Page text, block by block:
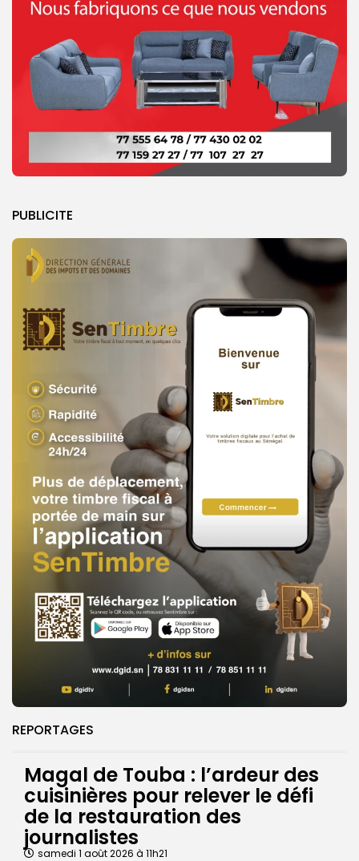
PUBLICITE
REPORTAGES
Magal de Touba : l’ardeur des
cuisinières pour relever le défi
de la restauration des
journalistes
samedi 1 août 2026 à 11h21